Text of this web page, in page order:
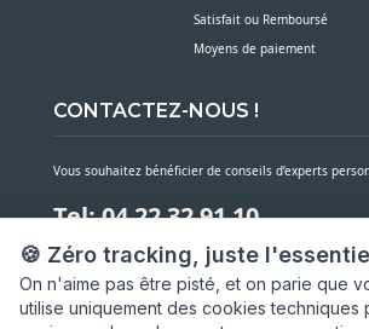
🍪 Zéro tracking, juste
On n'aime pas être pisté, et on parie que
utilise uniquement des cookies techniques
Satisfait ou Remboursé
Moyens de paiement
CONTACTEZ-NOUS !
Vous souhaitez bénéficier de conseils d’experts
Tel: 04 22 32 91 10
Notre service client est à votre écoute du lundi au
NOUS CONTACTER PAR MESSAGE